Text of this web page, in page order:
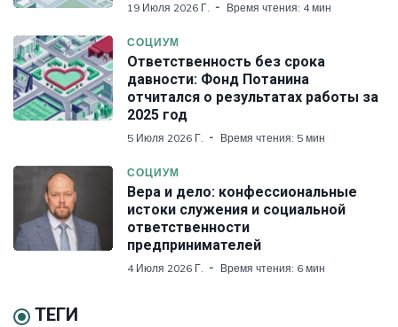
19 Июля 2026 Г. Время чтения: 4 мин
СОЦИУМ
Ответственность без срока
давности: Фонд Потанина
отчитался о результатах работы за
2025 год
5 Июля 2026 Г. Время чтения: 5 мин
СОЦИУМ
Вера и дело: конфессиональные
истоки служения и социальной
ответственности
предпринимателей
4 Июля 2026 Г. Время чтения: 6 мин
ТЕГИ